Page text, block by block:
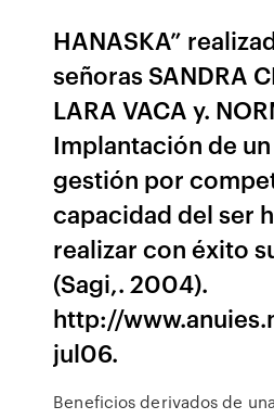
HANASKA”
señoras SANDRA
LARA VACA y.
Implantación de
gestión por
capacidad del ser
realizar con éxito
(Sagi,. 2004).
http://
jul06.
Beneficios derivados de